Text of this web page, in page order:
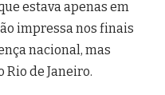
estava apenas em
impressa nos finais
nacional, mas
de Janeiro.